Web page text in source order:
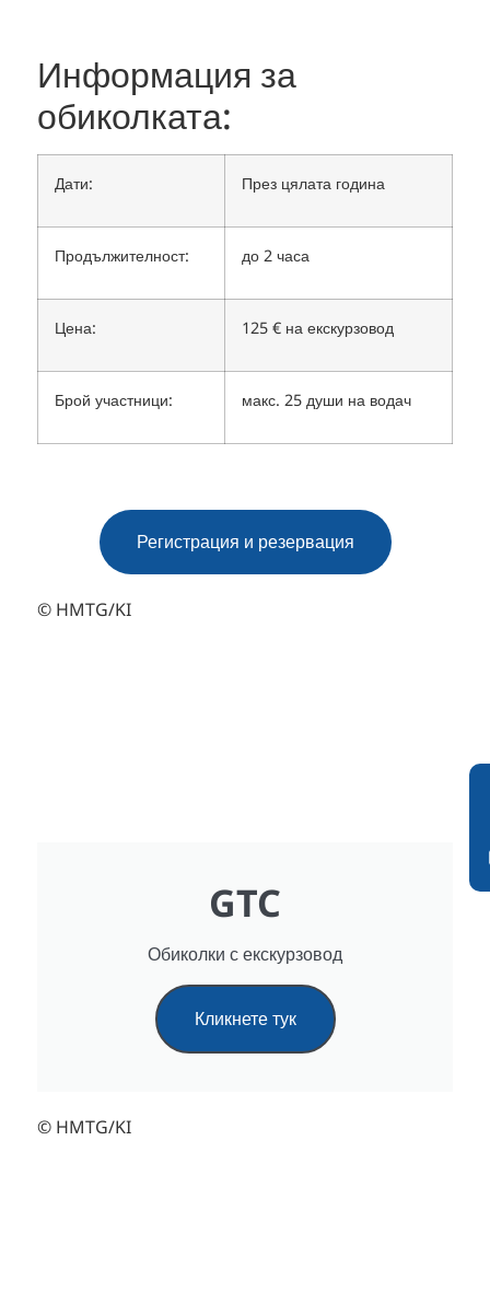
Информация за
обиколката:
Дати: През цялата година
Продължителност: до 2 часа
Цена: 125 € на екскурзовод
Брой участници: макс. 25 души на водач
Регистрация и резервация
© HMTG/KI
GTC
Обиколки с екскурзовод
Кликнете тук
© HMTG/KI